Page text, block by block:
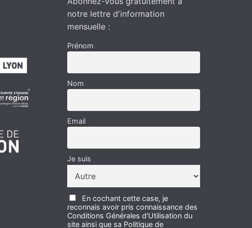
notre lettre d'information
mensuelle :
Prénom
Nom
Email
Je suis
En cochant cette case, je
reconnais avoir pris connaissance des
Conditions Générales d'Utilisation du
site ainsi que sa Politique de